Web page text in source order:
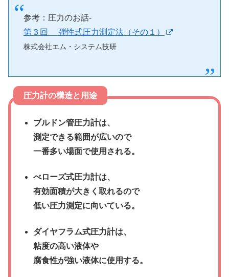
参考：圧力のお話-
第３回 弾性式圧力測定法（その１）
株式会社エム・システム技研
圧力計の構造と用途
ブルドン管圧力計は、
測定できる範囲が広いので
一番多い場面で使用される。
べローズ式圧力計は、
有効面積が大きく取れるので
低い圧力測定に向いている。
ダイヤフラム式圧力計は、
粘度の高い液体や
腐食性が強い液体に使用する。